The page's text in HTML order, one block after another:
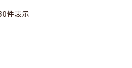
件表示